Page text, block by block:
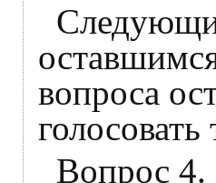
вопроса
голосовать
Вопрос 4.